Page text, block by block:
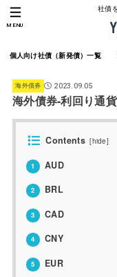
社債
個人向け社債（新発債）一覧
MENU
海外債券 2023.09.05
海外債券-利回り通
Contents [hide]
1 AUD
2 BRL
3 CAD
4 CNY
5 EUR